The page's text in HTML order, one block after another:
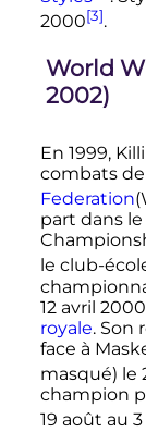
2000[3].
World
2002)
En 1999,
combats
Federation
part dans le
le club-
12 avril 2000
royale. Son
face à
masqué) le
champion
19 août au